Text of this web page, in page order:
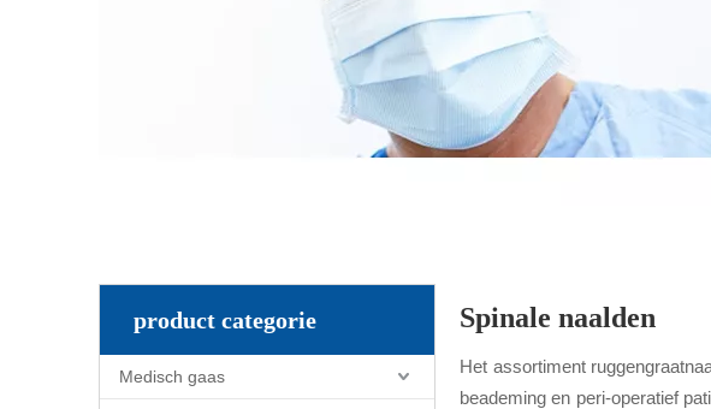
product categorie
Medisch gaas
Spinale naalden
Het assortiment
beademing en peri-operatief